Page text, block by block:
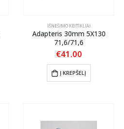
IŠNEŠIMO KEITIKLIAI
Adapteris 30mm 5X130
71,6/71,6
€41.00
Į KREPŠELĮ